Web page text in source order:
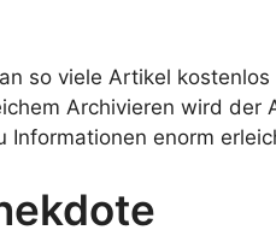
so viele Artikel
Archivieren wird der
Informationen enorm